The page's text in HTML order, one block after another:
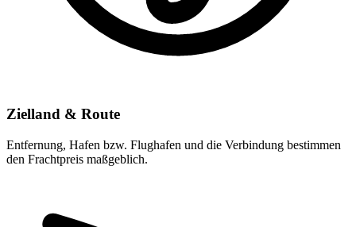
Zielland & Route
Entfernung, Hafen bzw. Flughafen und die Verbindung bestimmen
den Frachtpreis maßgeblich.